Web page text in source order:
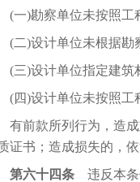
)勘察单位未按照工
)设计单位未根据勘
)设计单位指定建筑
)设计单位未按照工
前款所列行为，造成
证书；造成损失的，
第六十四条 违反本条